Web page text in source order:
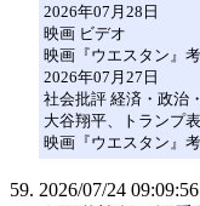
2026年07月28日
映画 ビデオ
映画『ウエスタン』
2026年07月27日
社会批評 経済・政治
大谷翔平、トランプ
映画『ウエスタン』
2026/07/24 09:09:56